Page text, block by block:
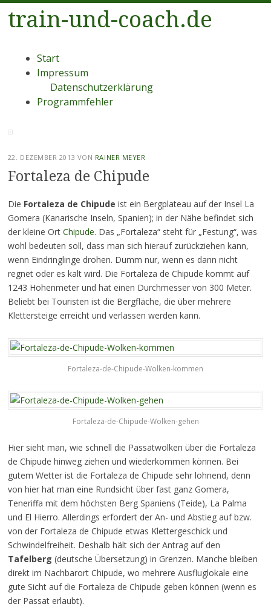
train-und-coach.de
Menü
Zum
Inhalt
Start
Impressum
Datenschutzerklärung
Programmfehler
22. DEZEMBER 2013 VON RAINER MEYER
Fortaleza de Chipude
Die Fortaleza de Chipude ist ein Bergplateau auf der Insel La
Gomera (Kanarische Inseln, Spanien); in der Nähe befindet sich
der kleine Ort Chipude. Das „Fortaleza“ steht für „Festung“, was
wohl bedeuten soll, dass man sich hierauf zurückziehen kann,
wenn Eindringlinge drohen. Dumm nur, wenn es dann nicht
regnet oder es kalt wird. Die Fortaleza de Chipude kommt auf
1243 Höhenmeter und hat einen Durchmesser von 300 Meter.
Beliebt bei Touristen ist die Bergfläche, die über mehrere
Klettersteige erreicht und verlassen werden kann.
Fortaleza-de-Chipude-Wolken-kommen
Fortaleza-de-Chipude-Wolken-gehen
Hier sieht man, wie schnell die Passatwolken über die Fortaleza
de Chipude hinweg ziehen und wiederkommen können. Bei
gutem Wetter ist die Fortaleza de Chipude sehr lohnend, denn
von hier hat man eine Rundsicht über fast ganz Gomera,
Teneriffa mit dem höchsten Berg Spaniens (Teide), La Palma
und El Hierro. Allerdings erfordert der An- und Abstieg auf bzw.
von der Fortaleza de Chipude etwas Klettergeschick und
Schwindelfreiheit. Deshalb hält sich der Antrag auf den
Tafelberg (deutsche Übersetzung) in Grenzen. Manche bleiben
direkt im Nachbarort Chipude, wo mehrere Ausfluglokale eine
gute Sicht auf die Fortaleza de Chipude geben können (wenn es
der Passat erlaubt).